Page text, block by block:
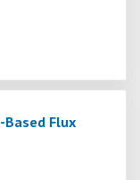
Flux